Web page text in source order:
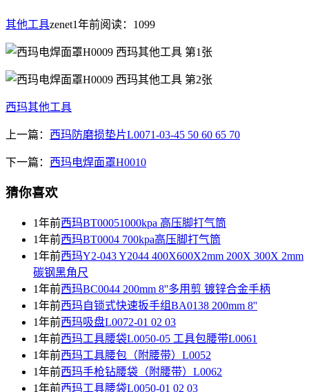
其他工具zenet1年前阅读：1099
西玛其他工具
上一篇： 西玛防磨损垫片L0071-03-45 50 60 65 70
下一篇： 西玛电焊面罩H0010
猜你喜欢
1年前西玛BT00051000kpa 高压脚打气筒
1年前西玛BT0004 700kpa高压脚打气筒
1年前西玛Y2-043 Y2044 400X600X2mm 200X 300X 2mm
碳钢黑角尺
1年前西玛BC0044 200mm 8''多用剪 镀锌合金手柄
1年前西玛自锁式快速扳手组BA0138 200mm 8''
1年前西玛吸盘L0072-01 02 03
1年前西玛工具腰袋L0050-05 工具包腰带L0061
1年前西玛工具腰包（附腰带）L0052
1年前西玛手枪钻腰袋（附腰带）L0062
1年前西玛工具腰袋L0050-01 02 03